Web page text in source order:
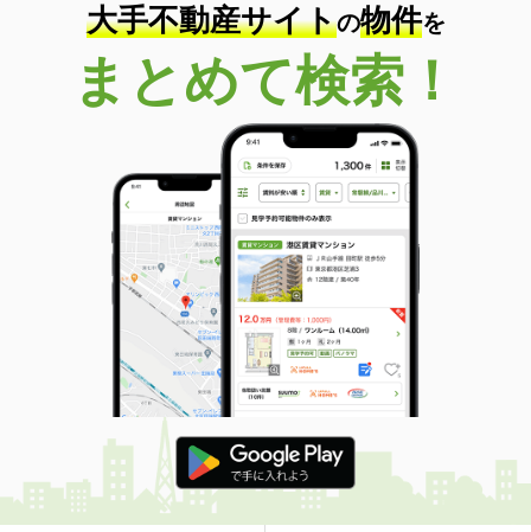
大手不動産サイトの物件を
まとめて検索！